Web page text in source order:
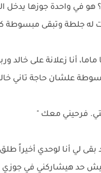
؟ هو في واحدة جوزها
له جلطة وتبقى مبسوطة
ماما، أنا زعلانة على خالد
علشان حاجة تاني
فرحيني معك "
بقى لي أنا لوحدي أخيراً
حد هيشاركني في جوزي